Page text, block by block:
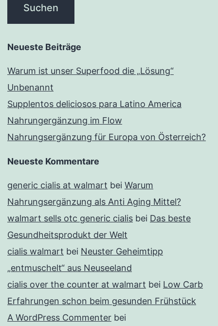
Neueste Beiträge
Warum ist unser Superfood die „Lösung“
Unbenannt
Supplentos deliciosos para Latino America
Nahrungergänzung im Flow
Nahrungsergänzung für Europa von Österreich?
Neueste Kommentare
generic cialis at walmart bei Warum
Nahrungsergänzung als Anti Aging Mittel?
walmart sells otc generic cialis bei Das beste
Gesundheitsprodukt der Welt
cialis walmart bei Neuster Geheimtipp
„entmuschelt“ aus Neuseeland
cialis over the counter at walmart bei Low Carb
Erfahrungen schon beim gesunden Frühstück
A WordPress Commenter bei